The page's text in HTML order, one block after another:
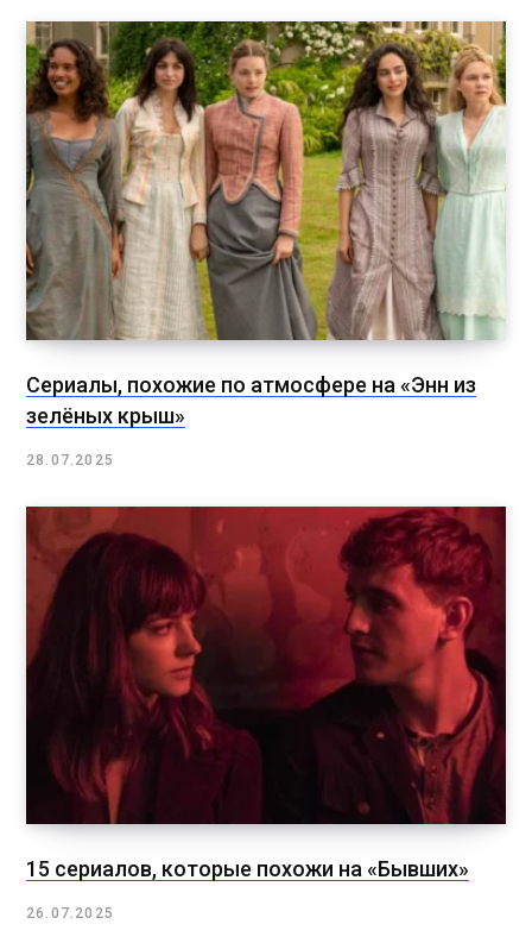
Сериалы, похожие по атмосфере на «Энн из
зелёных крыш»
28.07.2025
15 сериалов, которые похожи на «Бывших»
26.07.2025